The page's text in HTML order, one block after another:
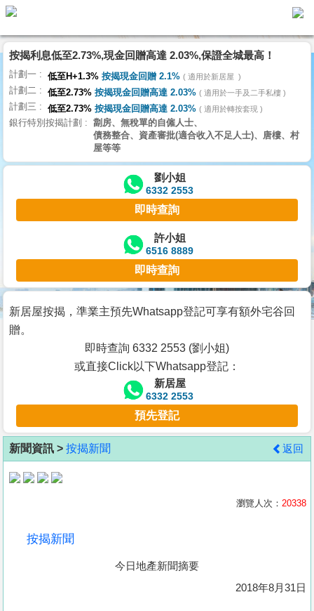
代
理
主
頁
搵
樓/
交
業
主
宅
谷
按
客
地
產
按揭利息低至2.73%,現金回贈高達 2.03%,保證全城最高！
計劃一 低至H+1.3% 按揭現金回贈 2.1% 適用於新居屋
計劃二 低至2.73% 按揭現金回贈高達 2.03% 適用於一手及二手私樓
計劃三 低至2.73% 按揭現金回贈高達 2.03% 適用於轉按套現
銀行特別按揭計劃
劏房、無稅單的自僱人士、
債務整合、資產審批(適合收入不足人士)、唐樓、村
屋等等
劉小姐
6332 2553
即時查詢
許小姐
6516 8889
即時查詢
新居屋按揭，準業主預先Whatsapp登記可享有額外宅谷回
贈。
即時查詢 6332 2553 (劉小姐)
或直接Click以下Whatsapp登記：
新居屋
6332 2553
預先登記
新聞資訊 > 按揭新聞 返回
瀏覽人次： 20338
按揭新聞
今日地產新聞摘要
2018年8月31日